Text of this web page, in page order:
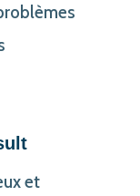
et